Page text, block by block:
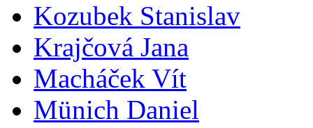
Kozubek Stanislav
Krajčová Jana
Macháček Vít
Münich Daniel